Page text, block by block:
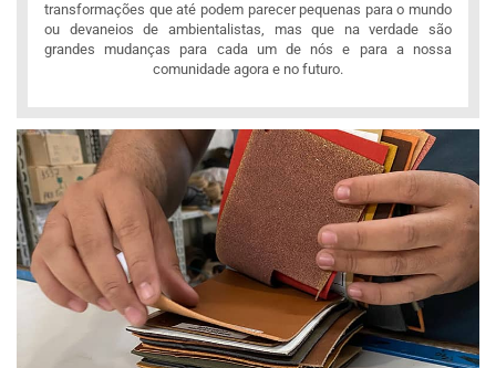
transformações que até podem parecer pequenas para o mundo
ou devaneios de ambientalistas, mas que na verdade são
grandes mudanças para cada um de nós e para a nossa
comunidade agora e no futuro.